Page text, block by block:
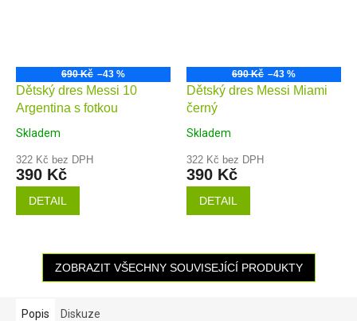
690 Kč –43 %
Dětský dres Messi 10
Argentina s fotkou
Skladem
322 Kč bez DPH
390 Kč
DETAIL
690 Kč –43 %
Dětský dres Messi Miami
černý
Skladem
322 Kč bez DPH
390 Kč
DETAIL
ZOBRAZIT VŠECHNY SOUVISEJÍCÍ PRODUKTY
Popis Diskuze